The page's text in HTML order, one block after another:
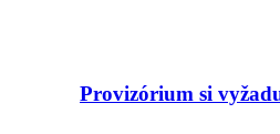
Provizórium si